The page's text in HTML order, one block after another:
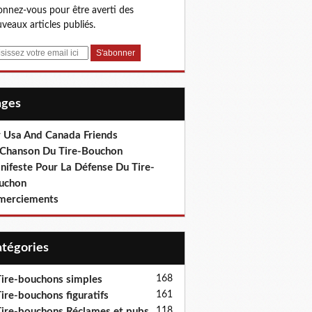
vous pour être averti des
articles publiés.
Usa And Canada Friends
Du Tire-Bouchon
Pour La Défense Du Tire-
bouchons simples 168
bouchons figuratifs 161